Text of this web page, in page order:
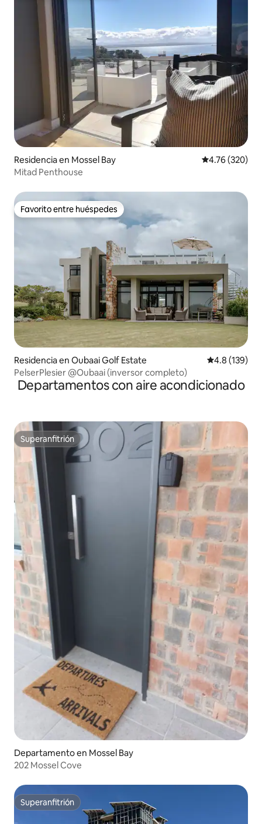
Residencia en Mossel Bay Calificación
4.76 (320)
Mitad Penthouse
Favorito entre huéspedes
Favorito entre huéspedes
Residencia en Oubaai Golf Estate Calificación
4.8 (139)
PelserPlesier @Oubaai (inversor completo)
Departamentos con aire acondicionado
Superanfitrión
Superanfitrión
Departamento en Mossel Bay
202 Mossel Cove
Superanfitrión
Superanfitrión